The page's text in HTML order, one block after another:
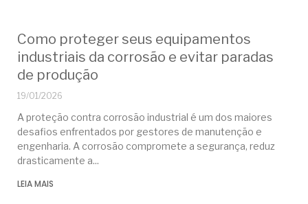
Como proteger seus equipamentos
industriais da corrosão e evitar paradas
de produção
19/01/2026
A proteção contra corrosão industrial é um dos maiores
desafios enfrentados por gestores de manutenção e
engenharia. A corrosão compromete a segurança, reduz
drasticamente a
LEIA MAIS